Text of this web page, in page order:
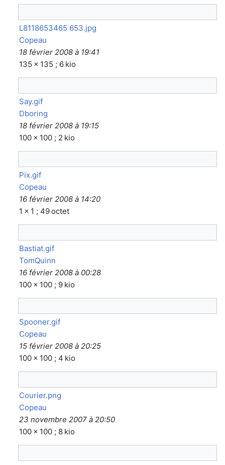
L8118653465 653.jpg
Copeau
18 février 2008 à 19:41
135 × 135 ; 6 kio
Say.gif
Dboring
18 février 2008 à 19:15
100 × 100 ; 2 kio
Pix.gif
Copeau
16 février 2008 à 14:20
1 × 1 ; 49 octet
Bastiat.gif
TomQuinn
16 février 2008 à 00:28
100 × 100 ; 9 kio
Spooner.gif
Copeau
15 février 2008 à 20:25
100 × 100 ; 4 kio
Courier.png
Copeau
23 novembre 2007 à 20:50
100 × 100 ; 8 kio